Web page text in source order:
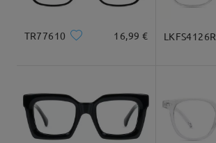
TR77610 16,99 € LKFS4126R